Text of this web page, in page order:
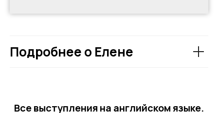
Подробнее о Елене
Все выступления на английском языке.